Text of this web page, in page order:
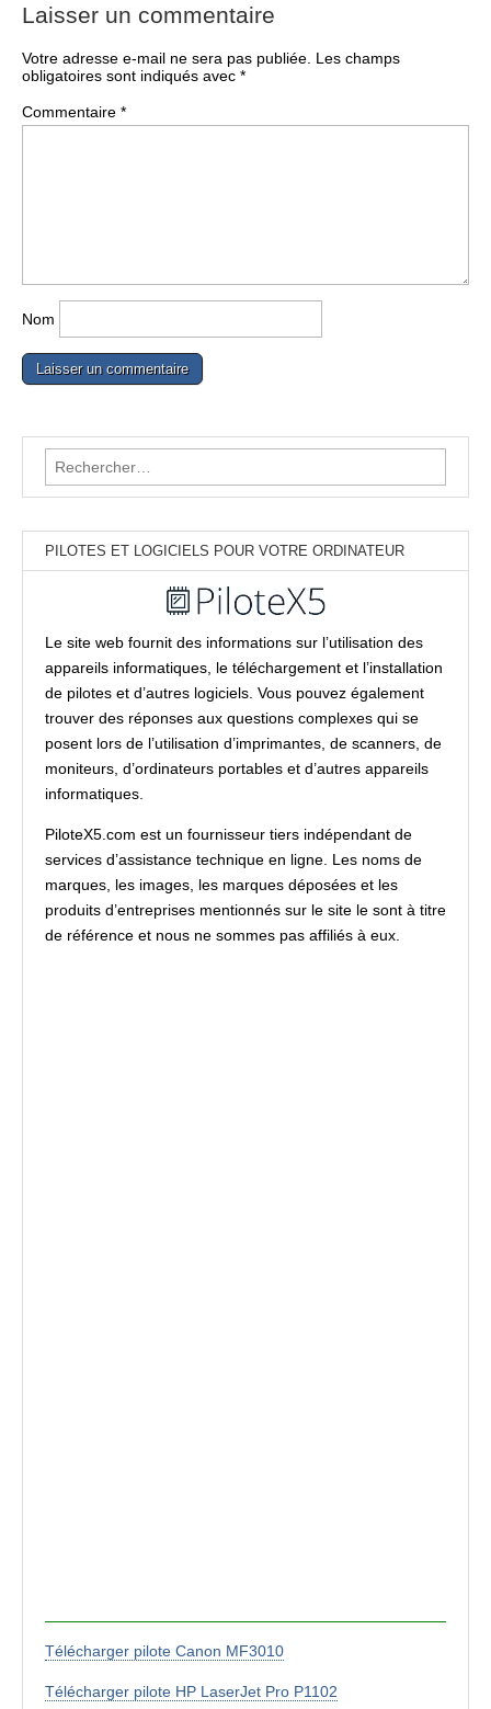
Laisser un commentaire
Votre adresse e-mail ne sera pas publiée. Les champs
obligatoires sont indiqués avec *
Commentaire *
Nom
Rechercher :
PILOTES ET LOGICIELS POUR VOTRE ORDINATEUR
Le site web fournit des informations sur l’utilisation des
appareils informatiques, le téléchargement et l’installation
de pilotes et d’autres logiciels. Vous pouvez également
trouver des réponses aux questions complexes qui se
posent lors de l’utilisation d’imprimantes, de scanners, de
moniteurs, d’ordinateurs portables et d’autres appareils
informatiques.
PiloteX5.com est un fournisseur tiers indépendant de
services d’assistance technique en ligne. Les noms de
marques, les images, les marques déposées et les
produits d’entreprises mentionnés sur le site le sont à titre
de référence et nous ne sommes pas affiliés à eux.
Télécharger pilote Canon MF3010
Télécharger pilote HP LaserJet Pro P1102